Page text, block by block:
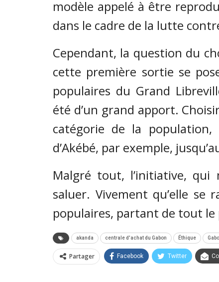
modèle appelé à être
dans le cadre de la lutte
Cependant, la question du
cette première sortie se
populaires du Grand
été d’un grand apport.
catégorie de la population,
d’Akébé, par exemple,
Malgré tout, l’initiative, qui
saluer. Vivement qu’elle se
populaires, partant de tout le
akanda centrale d'achat du Gabon Éthique
Partager Facebook Twitter